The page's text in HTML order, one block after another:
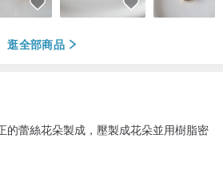
逛全部商品
的蕾絲花朵製成，壓製成花朵並用樹脂密